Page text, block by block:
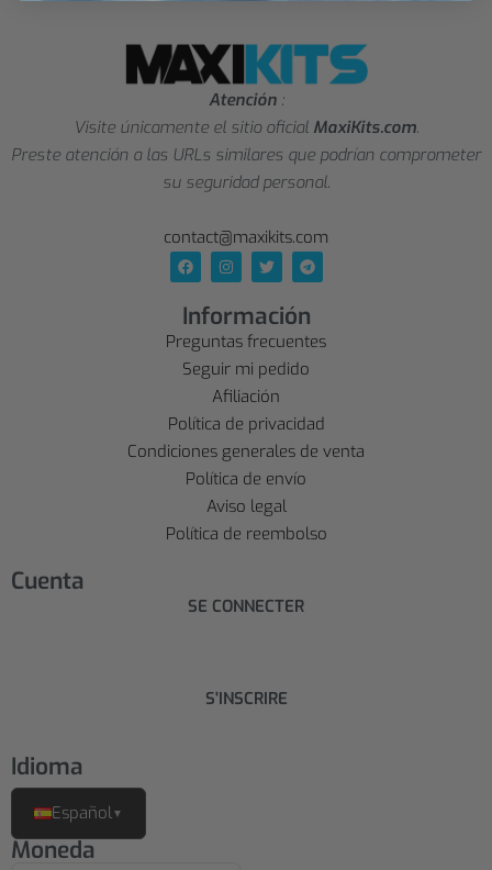
Atención :
Visite únicamente el sitio oficial MaxiKits.com.
Preste atención a las URLs similares que podrían comprometer
su seguridad personal.
contact@maxikits.com
Información
Preguntas frecuentes
Seguir mi pedido
Afiliación
Política de privacidad
Condiciones generales de venta
Política de envío
Aviso legal
Política de reembolso
Cuenta
SE CONNECTER
S'INSCRIRE
Idioma
Español▼
Moneda